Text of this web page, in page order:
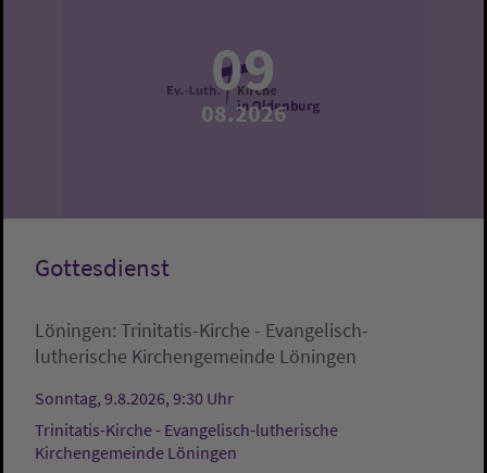
09
08.2026
Gottesdienst
Löningen: Trinitatis-Kirche - Evangelisch-
lutherische Kirchengemeinde Löningen
Sonntag, 9.8.2026, 9:30 Uhr
Trinitatis-Kirche - Evangelisch-lutherische
Kirchengemeinde Löningen